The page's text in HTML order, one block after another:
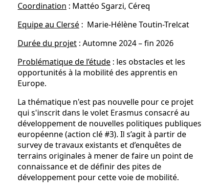
Coordination : Mattéo Sgarzi, Céreq
Equipe au Clersé : Marie-Hélène Toutin-Trelcat
Durée du projet : Automne 2024 – fin 2026
Problématique de l’étude : les obstacles et les
opportunités à la mobilité des apprentis en
Europe.
La thématique n'est pas nouvelle pour ce projet
qui s'inscrit dans le volet Erasmus consacré au
développement de nouvelles politiques publiques
européenne (action clé #3). Il s’agit à partir de
survey de travaux existants et d’enquêtes de
terrains originales à mener de faire un point de
connaissance et de définir des pites de
développement pour cette voie de mobilité.